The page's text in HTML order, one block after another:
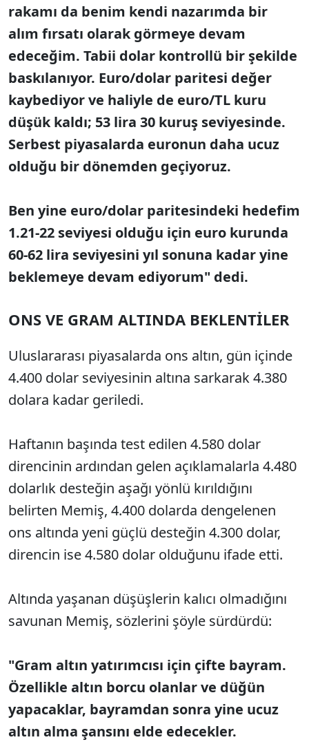
rakamı da benim kendi nazarımda bir
alım fırsatı olarak görmeye devam
edeceğim. Tabii dolar kontrollü bir şekilde
baskılanıyor. Euro/dolar paritesi değer
kaybediyor ve haliyle de euro/TL kuru
düşük kaldı; 53 lira 30 kuruş seviyesinde.
Serbest piyasalarda euronun daha ucuz
olduğu bir dönemden geçiyoruz.
Ben yine euro/dolar paritesindeki hedefim
1.21-22 seviyesi olduğu için euro kurunda
60-62 lira seviyesini yıl sonuna kadar yine
beklemeye devam ediyorum" dedi.
ONS VE GRAM ALTINDA BEKLENTİLER
Uluslararası piyasalarda ons altın, gün içinde
4.400 dolar seviyesinin altına sarkarak 4.380
dolara kadar geriledi.
Haftanın başında test edilen 4.580 dolar
direncinin ardından gelen açıklamalarla 4.480
dolarlık desteğin aşağı yönlü kırıldığını
belirten Memiş, 4.400 dolarda dengelenen
ons altında yeni güçlü desteğin 4.300 dolar,
direncin ise 4.580 dolar olduğunu ifade etti.
Altında yaşanan düşüşlerin kalıcı olmadığını
savunan Memiş, sözlerini şöyle sürdürdü:
"Gram altın yatırımcısı için çifte bayram.
Özellikle altın borcu olanlar ve düğün
yapacaklar, bayramdan sonra yine ucuz
altın alma şansını elde edecekler.